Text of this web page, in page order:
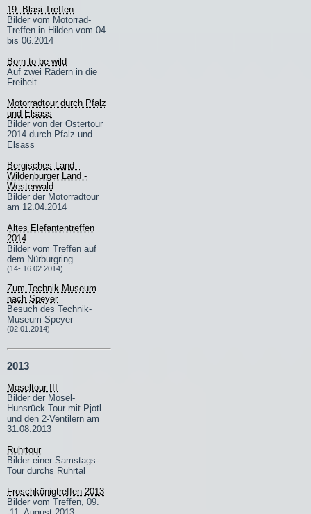
19. Blasi-Treffen
Bilder vom Motorrad-
Treffen in Hilden vom 04.
bis 06.2014
Born to be wild
Auf zwei Rädern in die
Freiheit
Motorradtour durch Pfalz
und Elsass
Bilder von der Ostertour
2014 durch Pfalz und
Elsass
Bergisches Land -
Wildenburger Land -
Westerwald
Bilder der Motorradtour
am 12.04.2014
Altes Elefantentreffen
2014
Bilder vom Treffen auf
dem Nürburgring
(14-.16.02.2014)
Zum Technik-Museum
nach Speyer
Besuch des Technik-
Museum Speyer
(02.01.2014)
2013
Moseltour III
Bilder der Mosel-
Hunsrück-Tour mit Pjotl
und den 2-Ventilern am
31.08.2013
Ruhrtour
Bilder einer Samstags-
Tour durchs Ruhrtal
Froschkönigtreffen 2013
Bilder vom Treffen, 09.